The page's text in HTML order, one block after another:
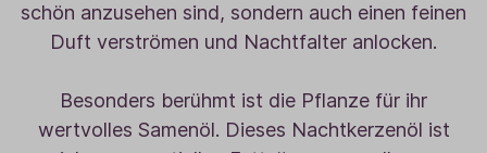
schön anzusehen sind, sondern auch einen feinen
Duft verströmen und Nachtfalter anlocken.
Besonders berühmt ist die Pflanze für ihr
wertvolles Samenöl. Dieses Nachtkerzenöl ist